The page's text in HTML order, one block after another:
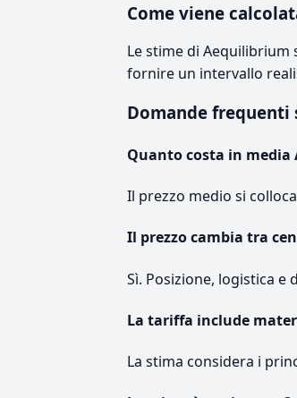
Come viene
Le stime di
fornire un intervallo
Domande frequenti
Quanto costa in media
Il prezzo medio si
Il prezzo cambia tra
Sì. Posizione, logistica
La tariffa include
La stima considera i